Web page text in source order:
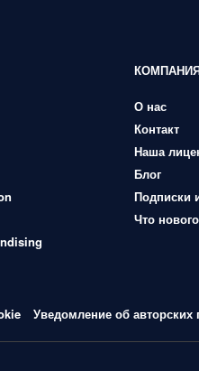
О нас
Контакт
Наша
Блог
Подписки
Что нового
Уведомление об авторских